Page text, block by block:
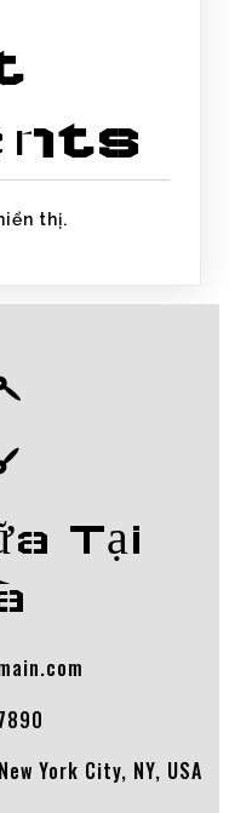
thị.
Tại
York City, NY, USA